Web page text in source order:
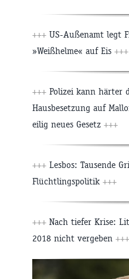
+++ US-Außenamt legt
»Weißhelme« auf Eis +++
+++ Polizei kann härter
Hausbesetzung auf
eilig neues Gesetz +++
+++ Lesbos: Tausende
Flüchtlingspolitik +++
+++ Nach tiefer Krise:
2018 nicht vergeben +++